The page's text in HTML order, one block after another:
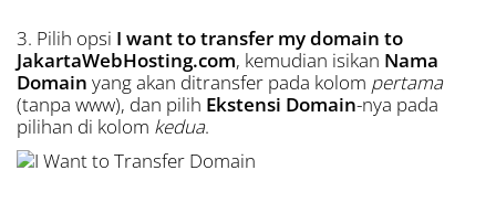
3. Pilih opsi I want to transfer my domain to
JakartaWebHosting.com, kemudian isikan Nama
Domain yang akan ditransfer pada kolom pertama
(tanpa www), dan pilih Ekstensi Domain-nya pada
pilihan di kolom kedua.